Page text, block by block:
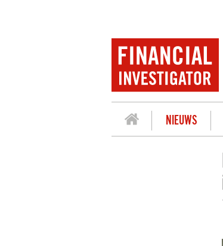
NIEUWS
HARRY GEELS: HOE